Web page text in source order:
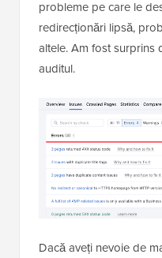
probleme pe care le
redirecționări lipsă,
altele. Am fost surprins
auditul.
Dacă aveți nevoie de